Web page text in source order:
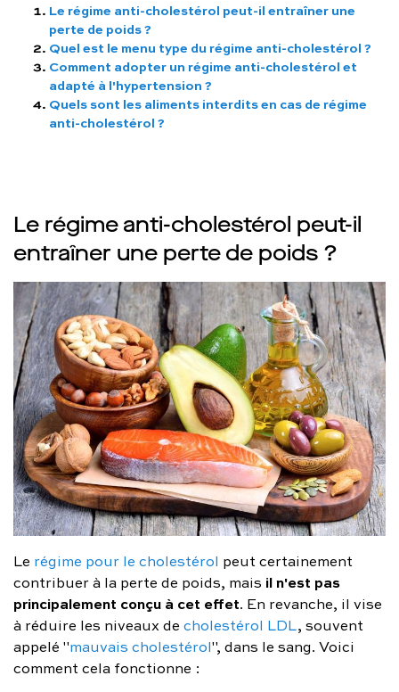
Le régime anti-cholestérol peut-il entraîner une
perte de poids ?
Quel est le menu type du régime anti-cholestérol ?
Comment adopter un régime anti-cholestérol et
adapté à l'hypertension ?
Quels sont les aliments interdits en cas de régime
anti-cholestérol ?
Le régime anti-cholestérol peut-il
entraîner une perte de poids ?
Le régime pour le cholestérol peut certainement
contribuer à la perte de poids, mais il n'est pas
principalement conçu à cet effet. En revanche, il vise
à réduire les niveaux de cholestérol LDL, souvent
appelé "mauvais cholestérol", dans le sang. Voici
comment cela fonctionne :